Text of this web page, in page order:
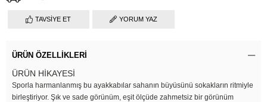
TAVSIYE ET YORUM YAZ
ÜRÜN ÖZELLIKLERI
ÜRÜN HİKAYESİ
Sporla harmanlanmış bu ayakkabılar sahanın büyüsünü sokakların ritmiyle
birleştiriyor. Şık ve sade görünüm, eşit ölçüde zahmetsiz bir görünüm